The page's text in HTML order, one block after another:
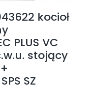
kocioł
PLUS VC
stojący
SZ